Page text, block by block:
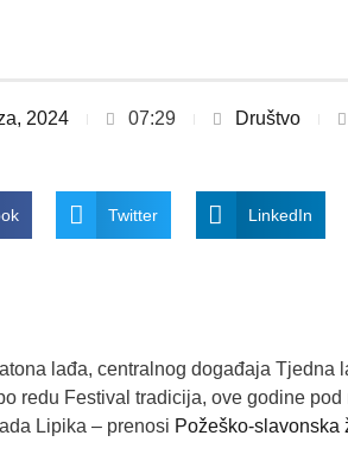
2024 07:29 Društvo
Twitter LinkedIn
lađa, centralnog događaja Tjedna
redu Festival tradicija, ove godine
Lipika – prenosi Požeško-slavonska